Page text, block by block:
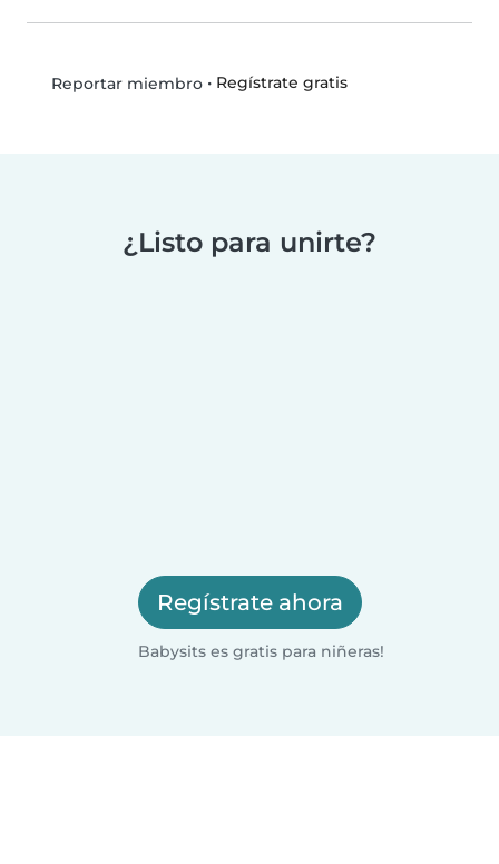
Reportar miembro• Regístrate gratis
¿Listo para unirte?
Regístrate ahora
Babysits es gratis para niñeras!